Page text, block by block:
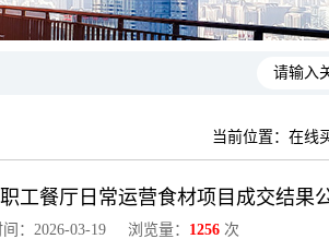
当前位置： 在线
工餐厅日常运营食材项目成交结果
间：2026-03-19 浏览量： 1256 次